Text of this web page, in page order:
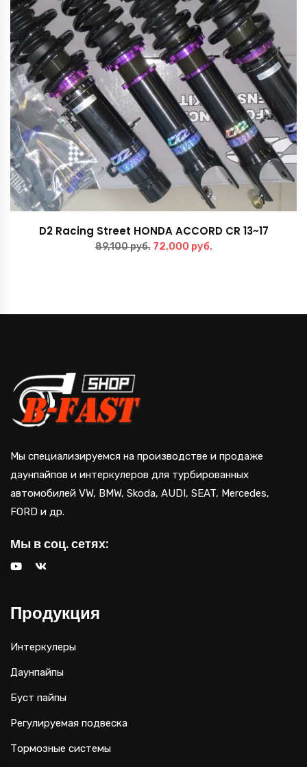
D2 Racing Street HONDA ACCORD CR 13~17
89,100руб. Первоначальная
72,000 руб.Текущая
Мы специализируемся на производстве и продаже
даунпайпов и интеркулеров для турбированных
автомобилей VW, BMW, Skoda, AUDI, SEAT, Mercedes,
FORD и др.
Мы в соц. сетях:
Продукция
Интеркулеры
Даунпайпы
Буст пайпы
Регулируемая подвеска
Тормозные системы